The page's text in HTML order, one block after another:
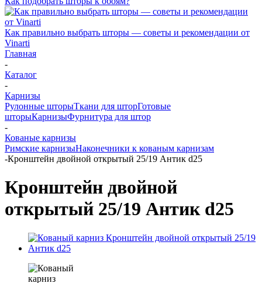
Как правильно выбрать шторы — советы и рекомендации от
Vinarti
Главная
-
Каталог
-
Карнизы
Рулонные шторыТкани для шторГотовые
шторыКарнизыФурнитура для штор
-
Кованые карнизы
Римские карнизыНаконечники к кованым карнизам
-Кронштейн двойной открытый 25/19 Антик d25
Кронштейн двойной
открытый 25/19 Антик d25